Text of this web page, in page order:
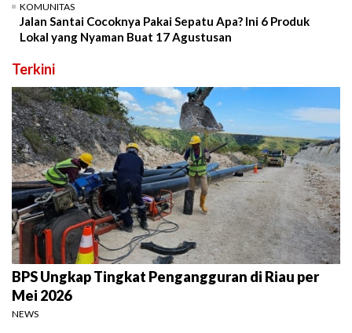
KOMUNITAS
Jalan Santai Cocoknya Pakai Sepatu Apa? Ini 6 Produk
Lokal yang Nyaman Buat 17 Agustusan
Terkini
BPS Ungkap Tingkat Pengangguran di Riau per
Mei 2026
NEWS